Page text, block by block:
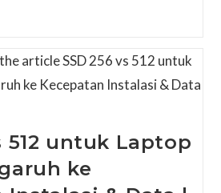
512 untuk Laptop
ke